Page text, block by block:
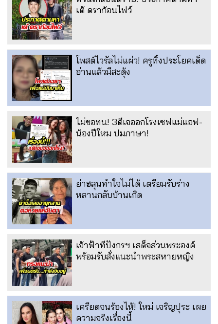
เต้ ดราก้อนไฟว์
โพสต์ไวรัลไม่แผ่ว! ครูทิ้งประโยคเด็ด
อ่านแล้วมีสะดุ้ง
ไม่ขอทน! 3ดีเจออกโรงเซฟแม่แอฟ-
น้องปีใหม ปมภาษา!
ย่าฮลุนทำใจไม่ได้ เตรียมรับร่าง
หลานกลับบ้านเกิด
เจ้าฟ้าทีปังกรฯ เสด็จส่วนพระองค์
พร้อมรับสั่งแนะนำพระสหายหญิง
เครียดจนร้องไห้! ใหม่ เจริญปุระ เผย
ความจริงเรื่องนี้